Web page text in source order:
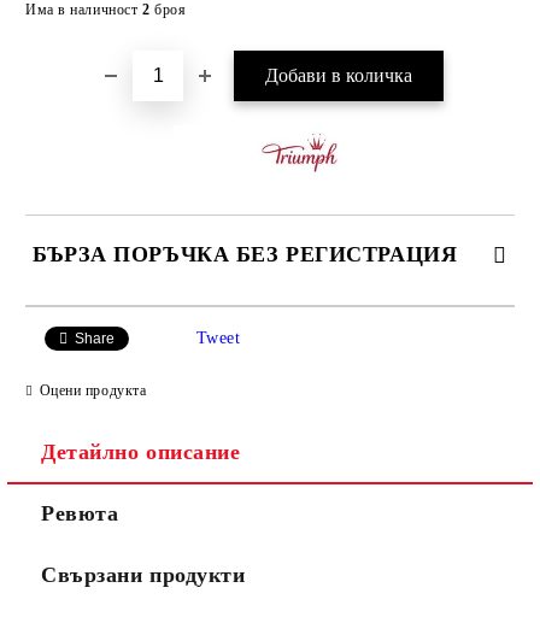
Има в наличност 2 броя
БЪРЗА ПОРЪЧКА БЕЗ РЕГИСТРАЦИЯ
Share Tweet
Оцени продукта
Детайлно описание
Ревюта
Свързани продукти